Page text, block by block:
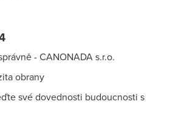
- CANONADA s.r.o.
obrany
své dovednosti budoucnosti s